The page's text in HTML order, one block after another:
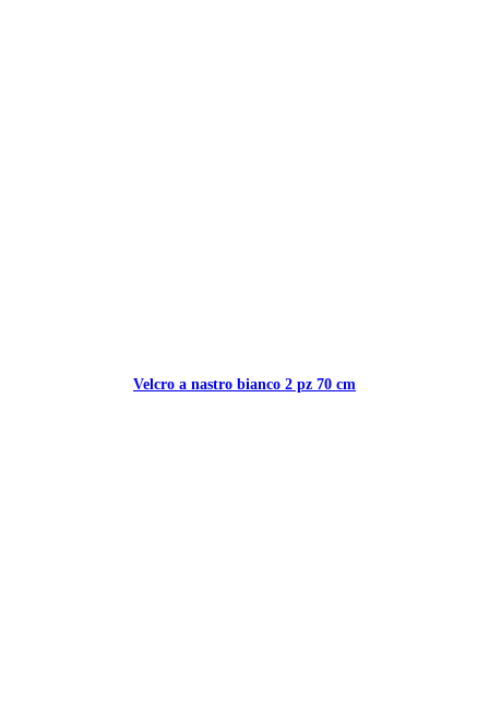
Velcro a nastro bianco 2 pz 70 cm